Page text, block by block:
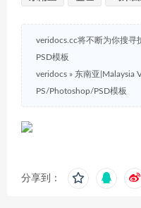
veridocs.cc将不断为你搜寻
PSD模板
veridocs » 东南亚|Malaysia
PS/Photoshop/PSD模板
分享到：